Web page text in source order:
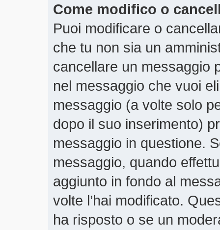
Come modifico o
Puoi modificare o
che tu non sia un
cancellare un messaggio
nel messaggio che vuoi
messaggio (a volte solo
dopo il suo inserimento)
messaggio in questione.
messaggio, quando
aggiunto in fondo al
volte l’hai modificato.
ha risposto o se un